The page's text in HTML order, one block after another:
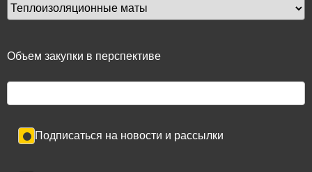
Объем закупки в перспективе
Подписаться на новости и рассылки